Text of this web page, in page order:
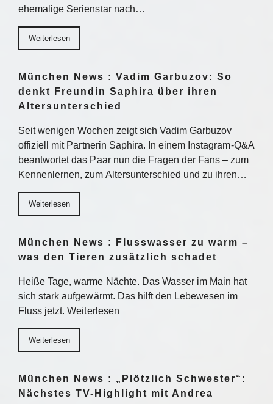
ehemalige Serienstar nach…
Weiterlesen
München News : Vadim Garbuzov: So
denkt Freundin Saphira über ihren
Altersunterschied
Seit wenigen Wochen zeigt sich Vadim Garbuzov
offiziell mit Partnerin Saphira. In einem Instagram-Q&A
beantwortet das Paar nun die Fragen der Fans – zum
Kennenlernen, zum Altersunterschied und zu ihren…
Weiterlesen
München News : Flusswasser zu warm –
was den Tieren zusätzlich schadet
Heiße Tage, warme Nächte. Das Wasser im Main hat
sich stark aufgewärmt. Das hilft den Lebewesen im
Fluss jetzt. Weiterlesen
Weiterlesen
München News : „Plötzlich Schwester“:
Nächstes TV-Highlight mit Andrea